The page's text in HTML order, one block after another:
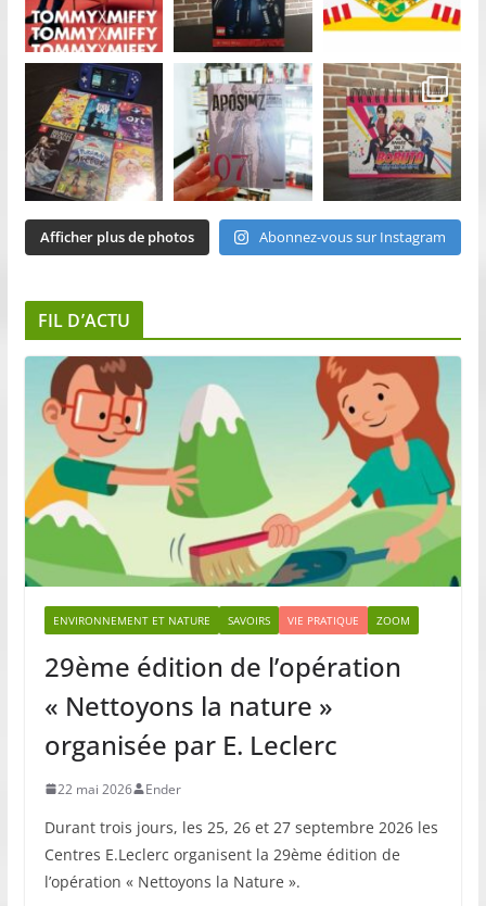
Afficher plus de photos Abonnez-vous sur Instagram
FIL D’ACTU
ENVIRONNEMENT ET NATURE SAVOIRS VIE PRATIQUE ZOOM
29ème édition de l’opération
« Nettoyons la nature »
organisée par E. Leclerc
22 mai 2026 Ender
Durant trois jours, les 25, 26 et 27 septembre 2026 les
Centres E.Leclerc organisent la 29ème édition de
l’opération « Nettoyons la Nature ».